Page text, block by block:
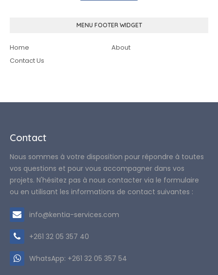
MENU FOOTER WIDGET
Home
About
Contact Us
Contact
Nous sommes à votre disposition pour répondre à toutes
vos questions et pour vous accompagner dans vos
projets. N'hésitez pas à nous contacter via le formulaire
ou en utilisant les informations de contact suivantes :
info@kentia-services.com
+261 32 05 357 40
WhatsApp: +261 32 05 357 54